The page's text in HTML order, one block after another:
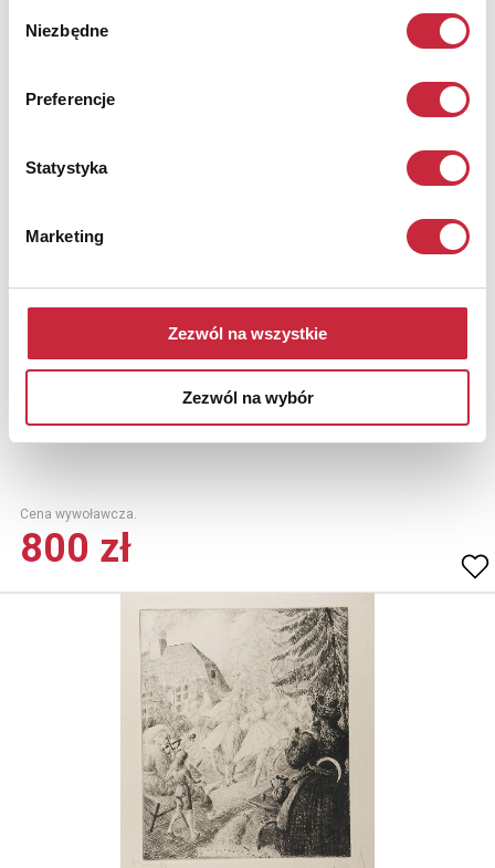
zgody
Niezbędne
Preferencje
Statystyka
Marketing
Zezwól na wszystkie
Zezwól na wybór
Nr katalogowy
12
Koncert - z cyklu: „Chopin”
22 x 18,5 cm (wymiar kompozycji);
sygn. ołówkiem l. d.: 'Lpreuve d'artiste
Cena wywoławcza.
800 zł